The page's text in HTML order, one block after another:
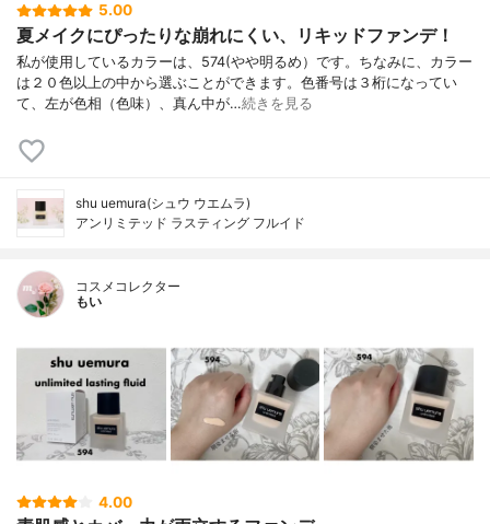
5.00
夏メイクにぴったりな崩れにくい、リキッドファンデ！
私が使用しているカラーは、574(やや明るめ）です。ちなみに、カラー
は２０色以上の中から選ぶことができます。色番号は３桁になってい
て、左が色相（色味）、真ん中が…続きを見る
shu uemura(シュウ ウエムラ)
アンリミテッド ラスティング フルイド
コスメコレクター
もい
4.00